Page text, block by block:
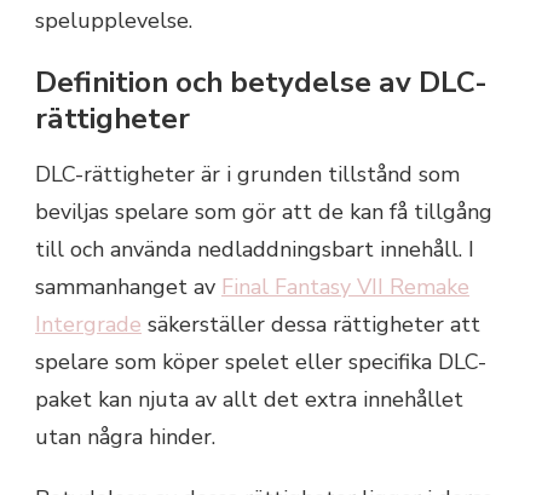
spelupplevelse.
Definition och betydelse av DLC-
rättigheter
DLC-rättigheter är i grunden tillstånd som
beviljas spelare som gör att de kan få tillgång
till och använda nedladdningsbart innehåll. I
sammanhanget av Final Fantasy VII Remake
Intergrade säkerställer dessa rättigheter att
spelare som köper spelet eller specifika DLC-
paket kan njuta av allt det extra innehållet
utan några hinder.